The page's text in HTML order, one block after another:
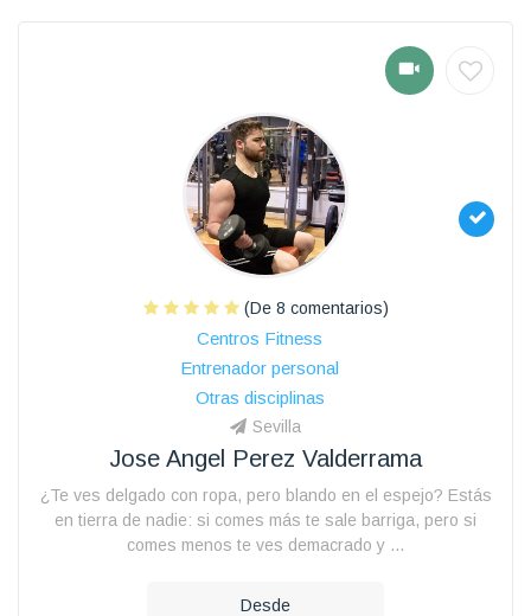
(De 8 comentarios)
Centros Fitness
Entrenador personal
Otras disciplinas
Sevilla
Jose Angel Perez Valderrama
¿Te ves delgado con ropa, pero blando en el espejo? Estás
en tierra de nadie: si comes más te sale barriga, pero si
comes menos te ves demacrado y ...
Desde